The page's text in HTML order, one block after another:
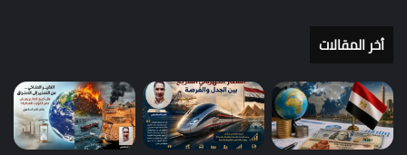
أخر المقالات